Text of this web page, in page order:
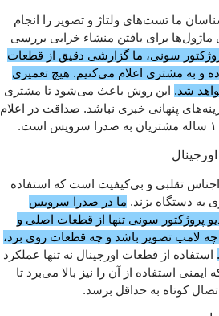
ما تست‌های ولتاژ و تصویر را انجام
برای یافتن منشاء خرابی بررسی
سونی، ما گزارشی دقیق از قطعات
و به مشتری اعلام می‌کنیم. هیچ تعمیری
شد. این روش باعث می‌شود تا مشتری
پنهانی خبری نباشد. صداقت در اعلام
اجناس تقلبی و بی‌کیفیت است که استفاده
به دستگاه بزند. ما در صدرا سرویس
پروژکتور سونی تنها از قطعات اصلی و
لامپ تصویر باشد و چه قطعات روی برد،
استفاده از قطعات اورجینال نه تنها عملکرد
استفاده از آن را نیز بالا می‌برد تا
کوتاه به حداقل برسد.